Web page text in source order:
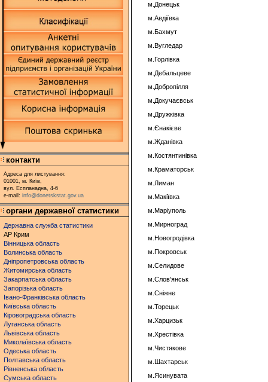
контакти
Адреса для листування:
01001, м. Київ,
вул. Еспланадна, 4-6
e-mail: info@donetskstat.gov.ua
органи державної статистики
Державна служба статистики
АР Крим
Вінницька область
Волинська область
Дніпропетровська область
Житомирська область
Закарпатська область
Запорізька область
Івано-Франківська область
Київська область
Кіровоградська область
Луганська область
Львівська область
Миколаївська область
Одеська область
Полтавська область
Рівненська область
Сумська область
м.Донецьк
м.Авдіївка
м.Бахмут
м.Вугледар
м.Горлівка
м.Дебальцеве
м.Добропілля
м.Докучаєвськ
м.Дружківка
м.Єнакієве
м.Жданівка
м.Костянтинівка
м.Краматорськ
м.Лиман
м.Макіївка
м.Маріуполь
м.Мирноград
м.Новогродівка
м.Покровськ
м.Селидове
м.Слов'янськ
м.Сніжне
м.Торецьк
м.Харцизьк
м.Хрестівка
м.Чистякове
м.Шахтарськ
м.Ясинувата